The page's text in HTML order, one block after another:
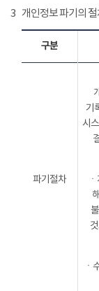
3 개인정보 파기의
구분
파기절차
기
시
ㆍ